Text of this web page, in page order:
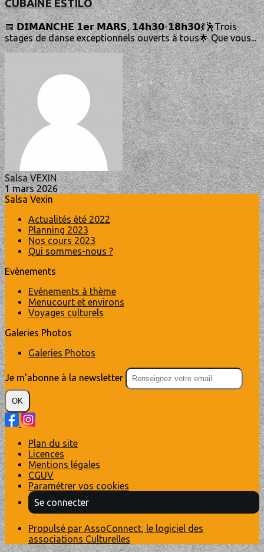
CUBAINE ESTILO
📅 𝗗𝗜𝗠𝗔𝗡𝗖𝗛𝗘 𝟭𝗲𝗿 𝗠𝗔𝗥𝗦, 𝟭𝟰𝗵𝟯𝟬-𝟭𝟴𝗵𝟯𝟬💃🕺Trois
stages de danse exceptionnels ouverts à tous🌟 Que vous...
Salsa VEXIN
1 mars 2026
Salsa Vexin
Actualités été 2022
Planning 2023
Nos cours 2023
Qui sommes-nous ?
Evènements
Evénements à thème
Menucourt et environs
Voyages culturels
Galeries Photos
Galeries Photos
Je m'abonne à la newsletter
OK
Plan du site
Licences
Mentions légales
CGUV
Paramétrer vos cookies
Se connecter
Propulsé par AssoConnect, le logiciel des
associations Culturelles